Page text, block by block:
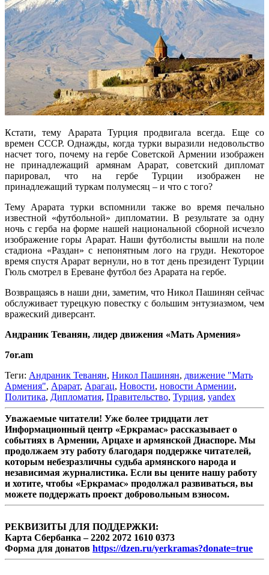
Кстати, тему Арарата Турция продвигала всегда. Еще со
времен СССР. Однажды, когда турки выразили недовольство
насчет того, почему на гербе Советской Армении изображен
не принадлежащий армянам Арарат, советский дипломат
парировал, что на гербе Турции изображен не
принадлежащий туркам полумесяц – и что с того?
Тему Арарата турки вспомнили также во время печально
известной «футбольной» дипломатии. В результате за одну
ночь с герба на форме нашей национальной сборной исчезло
изображение горы Арарат. Наши футболисты вышли на поле
стадиона «Раздан» с непонятным лого на груди. Некоторое
время спустя Арарат вернули, но в тот день президент Турции
Гюль смотрел в Ереване футбол без Арарата на гербе.
Возвращаясь в наши дни, заметим, что Никол Пашинян сейчас
обслуживает турецкую повестку с большим энтузиазмом, чем
вражеский диверсант.
Андраник Теванян, лидер движения «Мать Армения»
7or.am
Теги: Андраник Теванян, Никол Пашинян, движение "Мать
Армения", Арарат, Арагац, Новости, новости Армении,
Политика, Дипломатия, Правительство, Турция, yandex
Уважаемые читатели! Уже более тридцати лет
Информационный центр «Еркрамас» рассказывает о
событиях в Армении, Арцахе и армянской Диаспоре. Мы
продолжаем эту работу благодаря поддержке читателей,
которым небезразличны судьба армянского народа и
независимая журналистика. Если вы цените нашу работу
и хотите, чтобы «Еркрамас» продолжал развиваться, вы
можете поддержать проект добровольным взносом.
РЕКВИЗИТЫ ДЛЯ ПОДДЕРЖКИ:
Карта Сбербанка – 2202 2072 1610 0373
Форма для донатов https://dzen.ru/yerkramas?donate=true